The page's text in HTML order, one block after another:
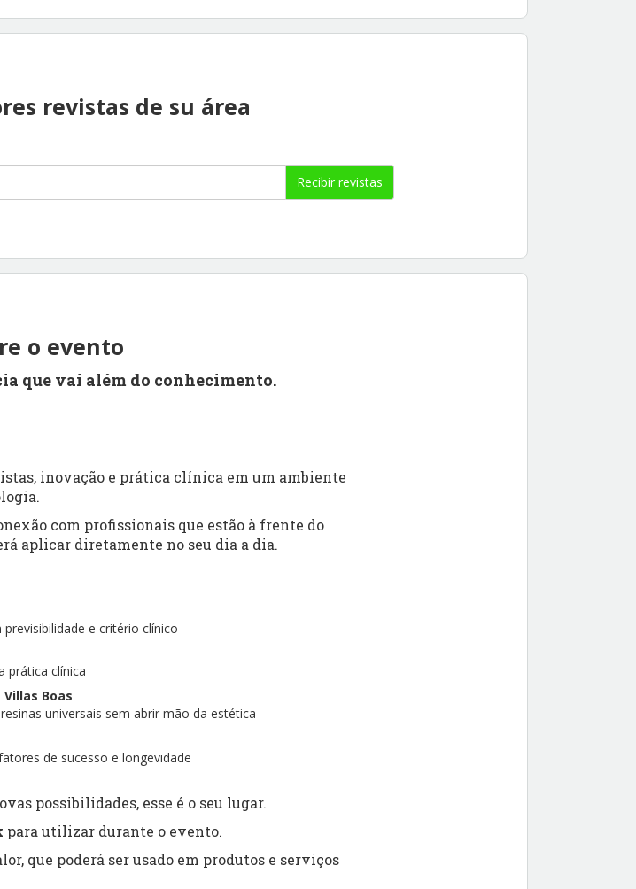
revistas de su área
Recibir revistas
o evento
que vai além do conhecimento.
inovação e prática clínica em um ambiente
com profissionais que estão à frente do
aplicar diretamente no seu dia a dia.
e critério clínico
prática clínica
Boas
universais sem abrir mão da estética
de sucesso e longevidade
possibilidades, esse é o seu lugar.
para utilizar durante o evento.
que poderá ser usado em produtos e serviços